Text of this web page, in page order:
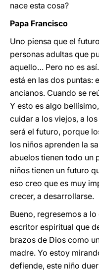
nace esta cosa?
Papa Francisco
Uno piensa que el
personas adultas que
aquello… Pero no es
está en las dos puntas:
ancianos. Cuando se
Y esto es algo
cuidar a los viejos, a
será el futuro, porque
los niños aprenden la
abuelos tienen todo un
niños tienen un futuro
eso creo que es muy
crecer, a desarrollarse.
Bueno, regresemos a
escritor espiritual que
brazos de Dios como
madre. Yo estoy
defiende, este niño